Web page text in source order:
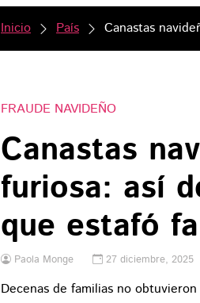
Inicio País Canastas
FRAUDE NAVIDEÑO
Canastas
furiosa: así
que estafó
Paola Monge 27 diciembre, 2025
Decenas de familias no